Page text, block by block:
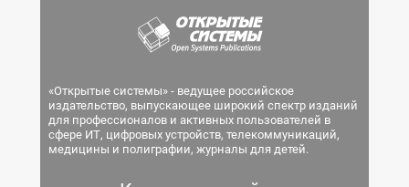
«Открытые системы» - ведущее российское
издательство, выпускающее широкий спектр изданий
для профессионалов и активных пользователей в
сфере ИТ, цифровых устройств, телекоммуникаций,
медицины и полиграфии, журналы для детей.